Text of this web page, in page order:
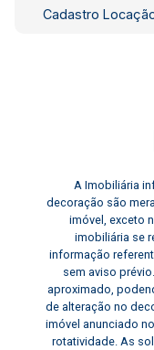
Cadastro
A Imobiliária
decoração são
imóvel, exceto
imobiliária se
informação
sem aviso
aproximado,
de alteração no
imóvel anunciado
rotatividade. As